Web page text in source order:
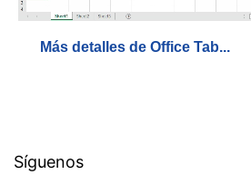
Más detalles de Office Tab...
Síguenos